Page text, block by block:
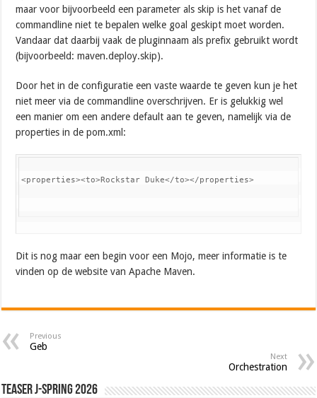
maar voor bijvoorbeeld een parameter als skip is het vanaf de
commandline niet te bepalen welke goal geskipt moet worden.
Vandaar dat daarbij vaak de pluginnaam als prefix gebruikt wordt
(bijvoorbeeld: maven.deploy.skip).
Door het in de configuratie een vaste waarde te geven kun je het
niet meer via de commandline overschrijven. Er is gelukkig wel
een manier om een andere default aan te geven, namelijk via de
properties in de pom.xml:
<properties><to>Rockstar Duke</to></properties>
Dit is nog maar een begin voor een Mojo, meer informatie is te
vinden op de website van Apache Maven.
Previous
Geb
Next
Orchestration
Teaser J-Spring 2026